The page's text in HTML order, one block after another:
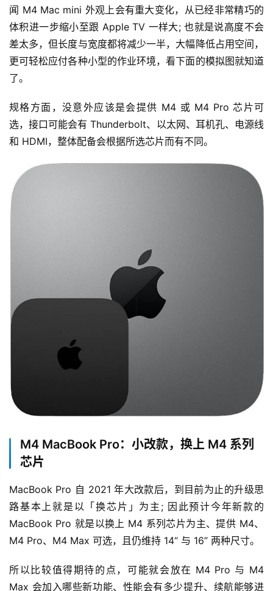
闻 M4 Mac mini 外观上会有重大变化，从已经非常精巧的
体积进一步缩小至跟 Apple TV 一样大; 也就是说高度不会
差太多，但长度与宽度都将减少一半，大幅降低占用空间，
更可轻松应付各种小型的作业环境，看下面的模拟图就知道
了。
规格方面，没意外应该是会提供 M4 或 M4 Pro 芯片可
选，接口可能会有 Thunderbolt、以太网、耳机孔、电源线
和 HDMI，整体配备会根据所选芯片而有不同。
M4 MacBook Pro：小改款，换上 M4 系列
芯片
MacBook Pro 自 2021 年大改款后，到目前为止的升级思
路基本上就是以「换芯片」为主; 因此预计今年新款的
MacBook Pro 就是以换上 M4 系列芯片为主、提供 M4、
M4 Pro、M4 Max 可选，且仍维持 14“ 与 16” 两种尺寸。
所以比较值得期待的点，可能就会放在 M4 Pro 与 M4
Max 会加入哪些新功能、性能会有多少提升、续航能够进